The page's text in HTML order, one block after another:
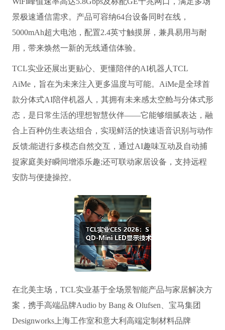
景极速通信需求。产品可容纳64台设备同时在线，
5000mAh超大电池，配置2.4英寸触摸屏，兼具易用与耐
用，带来焕然一新的无线通信体验。
TCL实业还展出更贴心、更懂陪伴的AI机器人TCL
AiMe，旨在为未来注入更多温度与可能。AiMe是全球首
款分体式AI陪伴机器人，其拥有未来感太空舱与分体式形
态，是日常生活的理想智慧伙伴——它能够细腻表达，融
合上百种仿生表达组合，实现鲜活的快速语音识别与动作
反馈;能进行多模态自然交互，通过AI趣味互动及自动捕
捉家庭美好瞬间增添乐趣;还可联动家居设备，支持远程
安防与便捷操控。
在北美主场，TCL实业基于全场景智能产品与家居解决方
案，携手高端品牌Audio by Bang & Olufsen、宝马集团
Designworks上海工作室和意大利高端定制材料品牌